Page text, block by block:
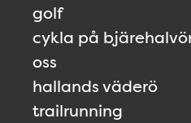
golf
cykla på
oss
hallands väderö
trailrunning